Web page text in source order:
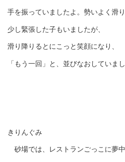
手を振っていましたよ。勢いよく滑り
少し緊張した子もいましたが、
滑り降りるとにこっと笑顔になり、
「もう一回」と、並びなおしていまし
きりんぐみ
砂場では、レストランごっこに夢中